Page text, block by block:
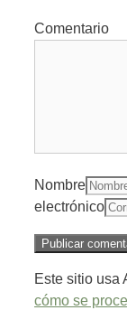
Comentario
Nombre
electrónico
Este sitio usa
cómo se